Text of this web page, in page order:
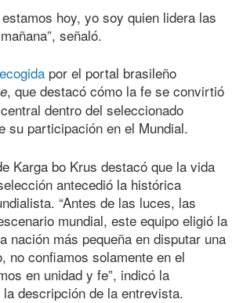
hoy, yo soy quien lidera las
señaló.
por el portal brasileño
, que destacó cómo la fe se convirtió
dentro del seleccionado
su participación en el Mundial.
Karga bo Krus destacó que la vida
antecedió la histórica
“Antes de las luces, las
mundial, este equipo eligió la
nación más pequeña en disputar una
no confiamos solamente en el
en unidad y fe”, indicó la
descripción de la entrevista.